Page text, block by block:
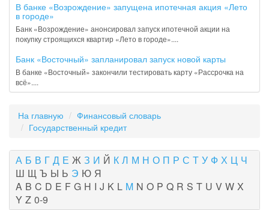
В банке «Возрождение» запущена ипотечная акция «Лето
в городе»
Банк «Возрождение» анонсировал запуск ипотечной акции на
покупку строящихся квартир «Лето в городе»....
Банк «Восточный» запланировал запуск новой карты
В банке «Восточный» закончили тестировать карту «Рассрочка на
всё»....
На главную
Финансовый словарь
Государственный кредит
А Б В Г Д Е Ж З И Й К Л М Н О П Р С Т У Ф Х Ц Ч
Ш Щ Ъ Ы Ь Э Ю Я
A B C D E F G H I J K L M N O P Q R S T U V W X
Y Z 0-9